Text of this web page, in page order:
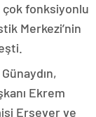
çok fonksiyonlu
Merkezi’nin
Ekrem
Ersever ve